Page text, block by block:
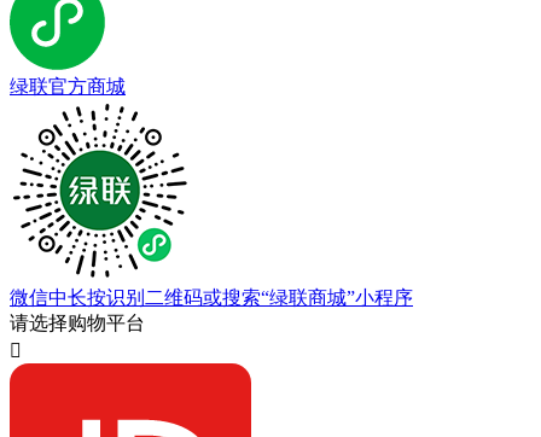
绿联官方商城
微信中长按识别二维码或搜索“绿联商城”小程序
请选择购物平台
